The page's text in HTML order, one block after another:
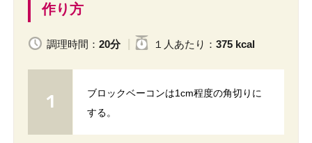
作り方
調理時間： 20分 １人 あたり ： 375 kcal
ブロックベーコンは1cm程度の角切りに
する。